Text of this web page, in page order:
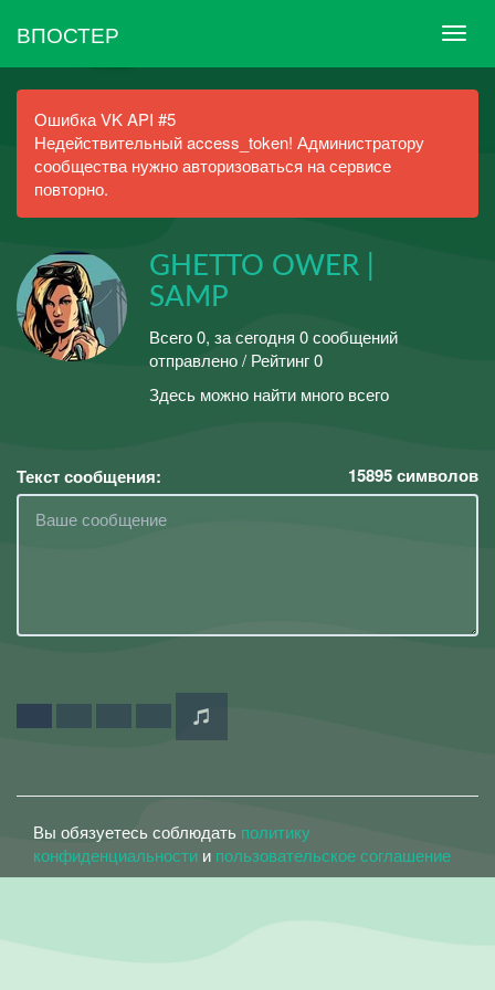
ВПОСТЕР
Ошибка VK API #5
Недействительный access_token! Администратору
сообщества нужно авторизоваться на сервисе
повторно.
GHETTO OWER |
SAMP
Всего 0, за сегодня 0 сообщений
отправлено / Рейтинг 0
Здесь можно найти много всего
Текст сообщения: 15895символов
Вы обязуетесь соблюдать политику
конфиденциальности и пользовательское соглашение